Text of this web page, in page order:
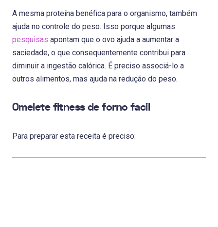
A mesma proteína benéfica para o organismo, também
ajuda no controle do peso. Isso porque algumas
pesquisas apontam que o ovo ajuda a aumentar a
saciedade, o que consequentemente contribui para
diminuir a ingestão calórica. É preciso associá-lo a
outros alimentos, mas ajuda na redução do peso.
Omelete fitness de forno facil
Para preparar esta receita é preciso: